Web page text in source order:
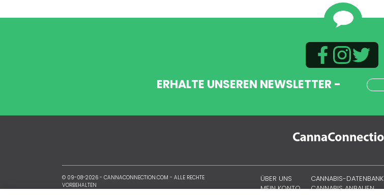
ERHALTE UNSEREN NEWSLETTER -
© 09-08-2026 - CANNACONNECTION.COM - ALLE RECHTE
VORBEHALTEN
ÜBER UNS
MEIN KONTO
CANNABIS-DATENBANK
CANNABIS ANBAUEN